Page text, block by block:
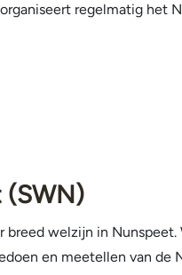
regelmatig het
(SWN)
welzijn in Nunspeet.
en meetellen van de